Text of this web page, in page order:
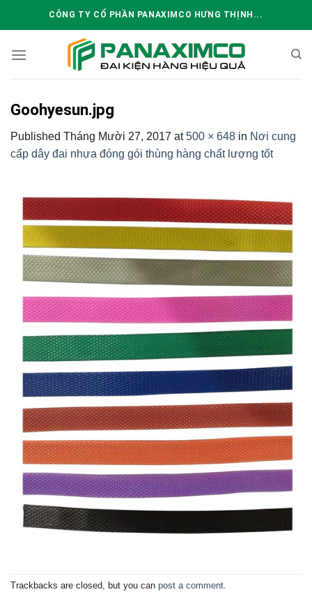
CÔNG TY CỔ PHẦN PANAXIMCO HƯNG THỊNH...
Goohyesun.jpg
Published Tháng Mười 27, 2017 at500 × 648 in Nơi cung
cấp dây đai nhựa đóng gói thùng hàng chất lượng tốt
Trackbacks are closed, but you can post a comment.